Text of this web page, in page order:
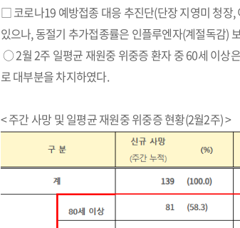
□ 코로나19 예방접종 대응 추진단(단장 지영미 청장,
있으나, 동절기 추가접종률은 인플루엔자(계절독감)
○ 2월 2주 일평균 재원중 위중증 환자 중 60세 이상
로 대부분을 차지하였다.
< 주간 사망 및 일평균 재원중 위중증 현황(2월2주) >